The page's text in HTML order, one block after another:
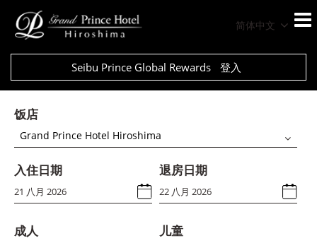
简体中文
Seibu Prince Global Rewards 登入
饭店
Grand Prince Hotel Hiroshima
入住日期 退房日期
成人 儿童